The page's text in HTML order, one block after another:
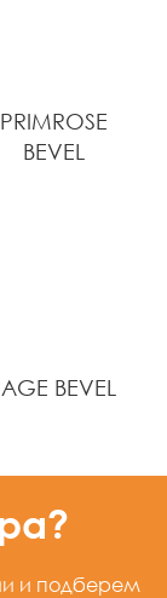
PRIMROSE
BEVEL
BEVEL
и подберем